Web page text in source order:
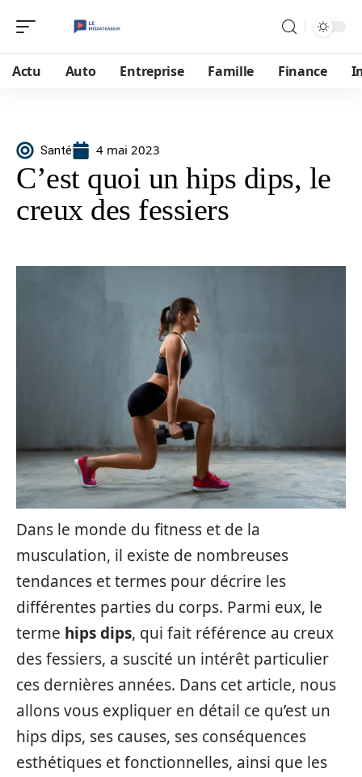
Actu Auto Entreprise Famille Finance
Santé 4 mai 2023
C’est quoi un hips dips, le
creux des fessiers
Dans le monde du fitness et de la
musculation, il existe de nombreuses
tendances et termes pour décrire les
différentes parties du corps. Parmi eux, le
terme hips dips, qui fait référence au creux
des fessiers, a suscité un intérêt particulier
ces dernières années. Dans cet article, nous
allons vous expliquer en détail ce qu’est un
hips dips, ses causes, ses conséquences
esthétiques et fonctionnelles, ainsi que les